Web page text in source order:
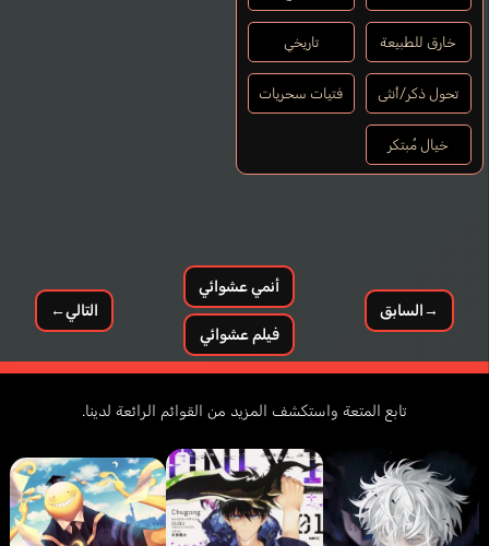
Ballard Tia
إسباني
خارق للطبيعة تاريخي
تحول ذكر/أنثى فتيات سحريات
خيال مُبتكر
→السابق
أنمي عشوائي
فيلم عشوائي
التالي←
تابع المتعة واستكشف المزيد من القوائم الرائعة لدينا.